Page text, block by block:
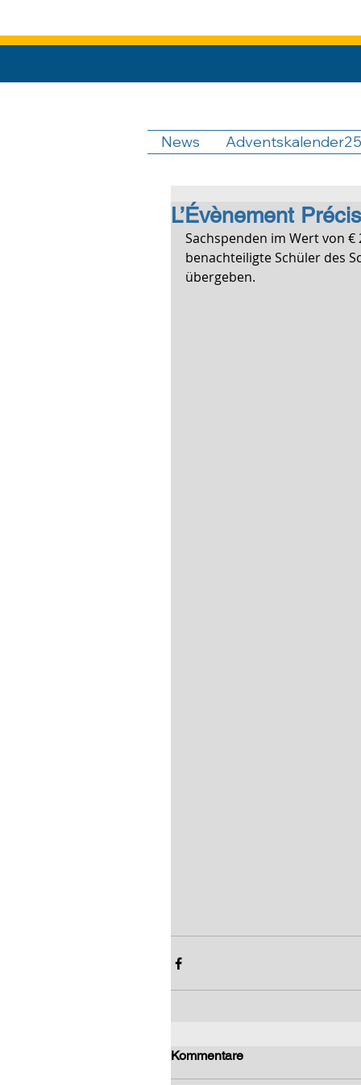
News Adventskalender25
L’Évènement Précis
Sachspenden im Wert von €
benachteiligte Schüler des
übergeben.
Kommentare